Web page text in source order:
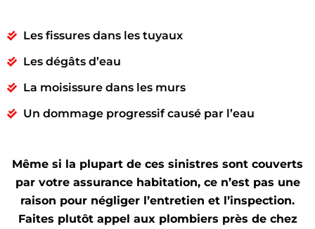
Les fissures dans les tuyaux
Les dégâts d’eau
La moisissure dans les murs
Un dommage progressif causé par l’eau
Même si la plupart de ces sinistres sont couverts
par votre assurance habitation, ce n’est pas une
raison pour négliger l’entretien et l’inspection.
Faites plutôt appel aux plombiers près de chez